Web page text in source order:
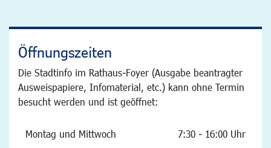
Öffnungszeiten
Die Stadtinfo im Rathaus-Foyer (Ausgabe beantragter
Ausweispapiere, Infomaterial, etc.) kann ohne Termin
besucht werden und ist geöffnet:
Montag und Mittwoch 7:30 - 16:00 Uhr